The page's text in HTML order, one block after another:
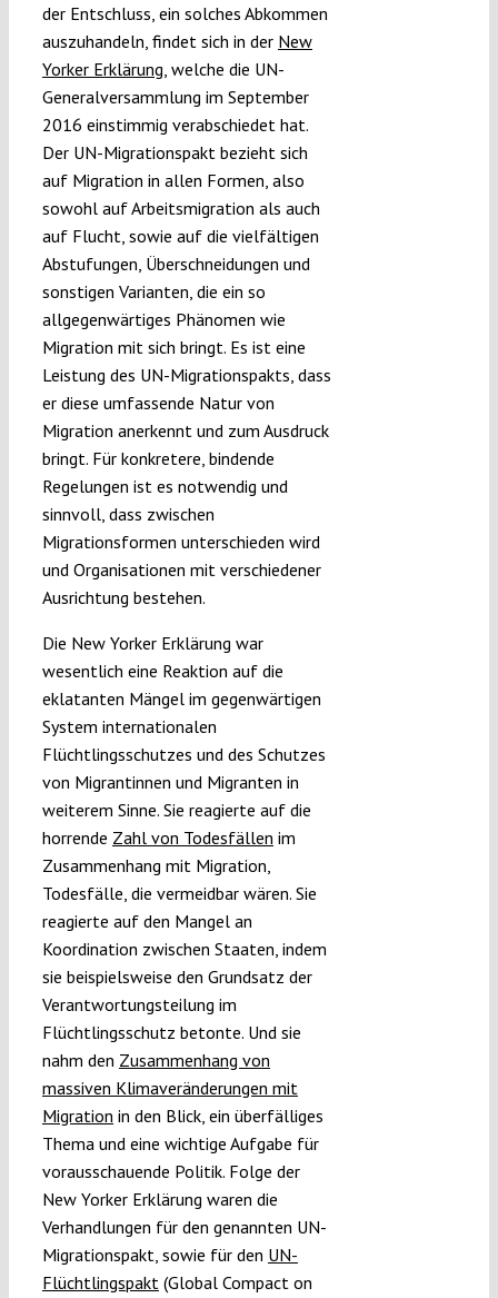
der Entschluss, ein solches Abkommen
auszuhandeln, findet sich in der New
Yorker Erklärung, welche die UN-
Generalversammlung im September
2016 einstimmig verabschiedet hat.
Der UN-Migrationspakt bezieht sich
auf Migration in allen Formen, also
sowohl auf Arbeitsmigration als auch
auf Flucht, sowie auf die vielfältigen
Abstufungen, Überschneidungen und
sonstigen Varianten, die ein so
allgegenwärtiges Phänomen wie
Migration mit sich bringt. Es ist eine
Leistung des UN-Migrationspakts, dass
er diese umfassende Natur von
Migration anerkennt und zum Ausdruck
bringt. Für konkretere, bindende
Regelungen ist es notwendig und
sinnvoll, dass zwischen
Migrationsformen unterschieden wird
und Organisationen mit verschiedener
Ausrichtung bestehen.
Die New Yorker Erklärung war
wesentlich eine Reaktion auf die
eklatanten Mängel im gegenwärtigen
System internationalen
Flüchtlingsschutzes und des Schutzes
von Migrantinnen und Migranten in
weiterem Sinne. Sie reagierte auf die
horrende Zahl von Todesfällen im
Zusammenhang mit Migration,
Todesfälle, die vermeidbar wären. Sie
reagierte auf den Mangel an
Koordination zwischen Staaten, indem
sie beispielsweise den Grundsatz der
Verantwortungsteilung im
Flüchtlingsschutz betonte. Und sie
nahm den Zusammenhang von
massiven Klimaveränderungen mit
Migration in den Blick, ein überfälliges
Thema und eine wichtige Aufgabe für
vorausschauende Politik. Folge der
New Yorker Erklärung waren die
Verhandlungen für den genannten UN-
Migrationspakt, sowie für den UN-
Flüchtlingspakt(Global Compact on